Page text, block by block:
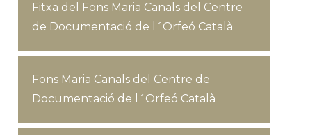
Fitxa del Fons Maria Canals del Centre
de Documentació de l´Orfeó Català
Fons Maria Canals del Centre de
Documentació de l´Orfeó Català